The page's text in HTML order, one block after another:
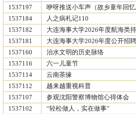
1537197
咿呀推送小车声（故乡童年回忆
1537184
人之病札记110
1537182
大连海事大学2026年度航海类
1537181
大连海事大学2026年度公开招
1537160
治水文明的历史脉络
1537116
六一儿童节
1537114
云南茶缘
1537112
越来越重视科普
1537107
参观沈阳警察博物馆心得体会
1537102
“轻松做人，实在做事”